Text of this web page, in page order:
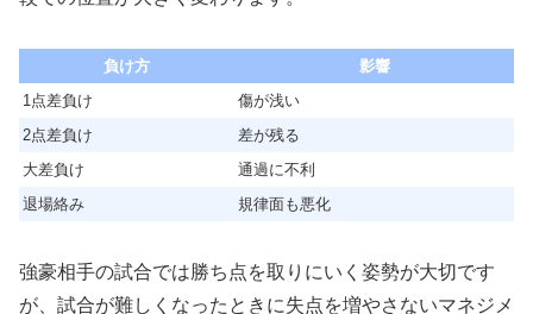
負け方
影響
1点差負け
傷が浅い
2点差負け
差が残る
大差負け
通過に不利
退場絡み
規律面も悪化
強豪相手の試合では勝ち点を取りにいく姿勢が大切です
が、試合が難しくなったときに失点を増やさないマネジメ